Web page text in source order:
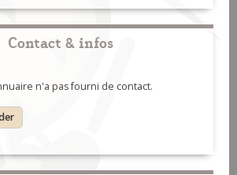
Contact & infos
n'a pas fourni de contact.